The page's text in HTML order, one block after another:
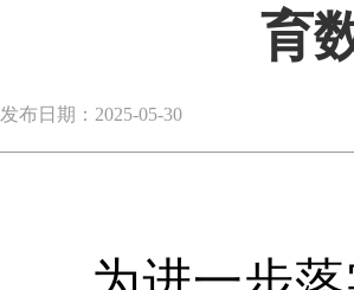
育
发布日期：2025-05-30